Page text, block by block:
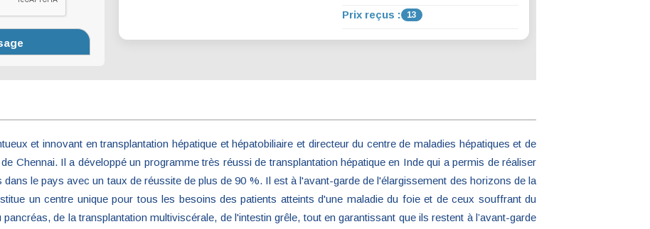
Prix reçus :
13
et innovant en transplantation hépatique et hépatobiliaire et directeur du centre de maladies hépatiques et de
Chennai. Il a développé un programme très réussi de transplantation hépatique en Inde qui a permis de réaliser
le pays avec un taux de réussite de plus de 90 %. Il est à l'avant-garde de l'élargissement des horizons de la
un centre unique pour tous les besoins des patients atteints d'une maladie du foie et de ceux souffrant du
de la transplantation multiviscérale, de l'intestin grêle, tout en garantissant que ils restent à l’avant-garde